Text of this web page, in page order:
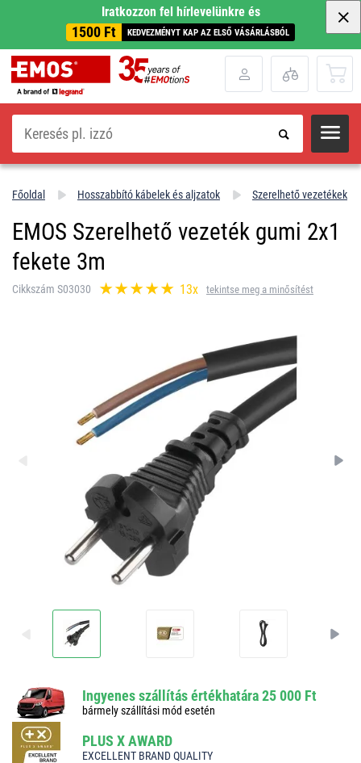
Iratkozzon fel hírlevelünkre és
1500 Ft KEDVEZMÉNYT KAP AZ ELSŐ VÁSÁRLÁSBÓL
Keresés
Főoldal Hosszabbító kábelek és aljzatok Szerelhető vezetékek
EMOS Szerelhető vezeték gumi 2x1
fekete 3m
Cikkszám S03030 13x tekintse meg a minősítést
Ingyenes szállítás értékhatára 25 000 Ft
bármely szállítási mód esetén
PLUS X AWARD
EXCELLENT BRAND QUALITY